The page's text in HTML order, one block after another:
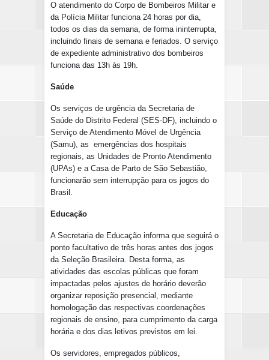
O atendimento do Corpo de Bombeiros Militar e
da Polícia Militar funciona 24 horas por dia,
todos os dias da semana, de forma ininterrupta,
incluindo finais de semana e feriados. O serviço
de expediente administrativo dos bombeiros
funciona das 13h às 19h.
Saúde
Os serviços de urgência da Secretaria de
Saúde do Distrito Federal (SES-DF), incluindo o
Serviço de Atendimento Móvel de Urgência
(Samu), as emergências dos hospitais
regionais, as Unidades de Pronto Atendimento
(UPAs) e a Casa de Parto de São Sebastião,
funcionarão sem interrupção para os jogos do
Brasil.
Educação
A Secretaria de Educação informa que seguirá o
ponto facultativo de três horas antes dos jogos
da Seleção Brasileira. Desta forma, as
atividades das escolas públicas que foram
impactadas pelos ajustes de horário deverão
organizar reposição presencial, mediante
homologação das respectivas coordenações
regionais de ensino, para cumprimento da carga
horária e dos dias letivos previstos em lei.
Os servidores, empregados públicos,